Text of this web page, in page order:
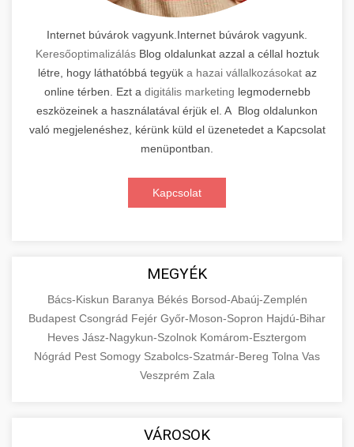
Internet búvárok vagyunk.Internet búvárok vagyunk.
KeresőoptimalizálásBlog oldalunkat azzal a céllal hoztuk
létre, hogy láthatóbbá tegyük a hazai vállalkozásokataz
online térben. Ezt a digitális marketing legmodernebb
eszközeinek a használatával érjük el. A Blog oldalunkon
való megjelenéshez, kérünk küld el üzenetedet a Kapcsolat
menüpontban.
Kapcsolat
MEGYÉK
Bács-Kiskun Baranya Békés Borsod-Abaúj-Zemplén
Budapest Csongrád Fejér Győr-Moson-Sopron Hajdú-Bihar
Heves Jász-Nagykun-Szolnok Komárom-Esztergom
Nógrád Pest Somogy Szabolcs-Szatmár-Bereg Tolna Vas
Veszprém Zala
VÁROSOK